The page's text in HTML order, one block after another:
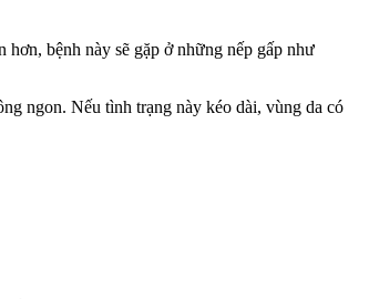
bệnh này sẽ gặp ở những nếp gấp như
ngon. Nếu tình trạng này kéo dài, vùng da có